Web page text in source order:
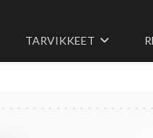
TARVIKKEET